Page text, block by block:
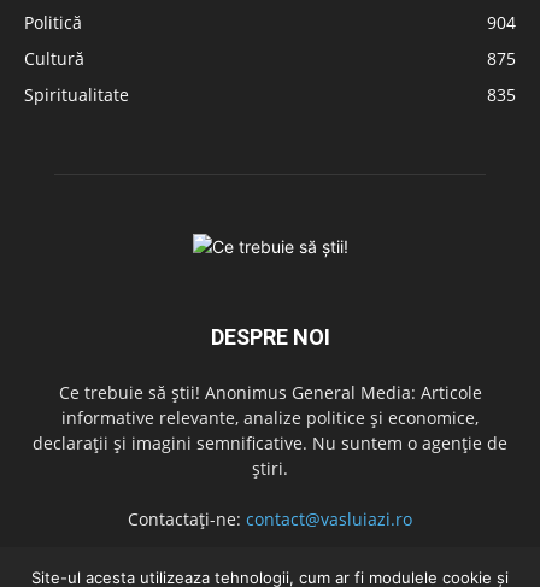
Politică
904
Cultură
875
Spiritualitate
835
DESPRE NOI
Ce trebuie să știi! Anonimus General Media: Articole
informative relevante, analize politice și economice,
declarații și imagini semnificative. Nu suntem o agenție de
știri.
Contactați-ne: contact@vasluiazi.ro
Site-ul acesta utilizeaza tehnologii, cum ar fi modulele cookie și